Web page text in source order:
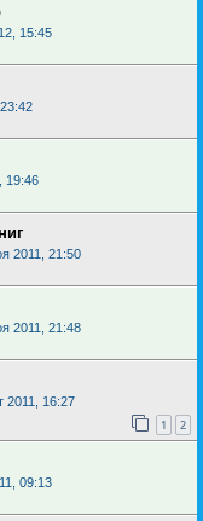
15:45
19:46
2011, 21:50
2011, 21:48
2011, 16:27
1 2
09:13